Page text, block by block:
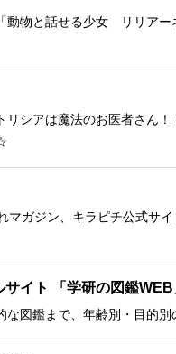
動物と話せる少女 リリア
リシアは魔法のお医者さん
ガジン、キラピチ公式サ
イト 「学研の図鑑WEB
図鑑まで、年齢別・目的